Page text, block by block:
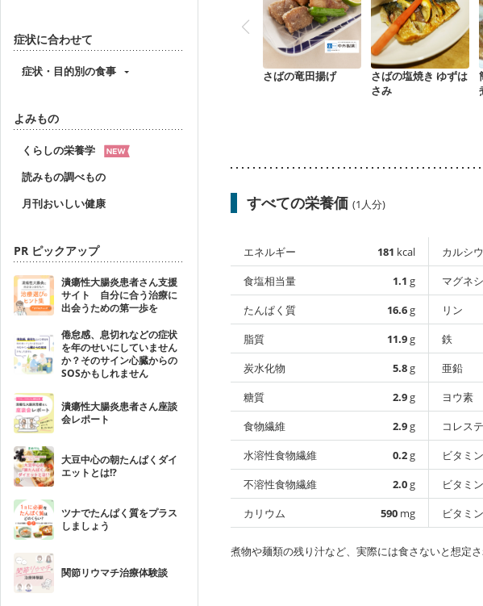
症状に合わせて
症状・目的別の食事
よみもの
くらしの栄養学
読みもの調べもの
月刊おいしい健康
PR ピックアップ
潰瘍性大腸炎患者さん支援
サイト 自分に合う治療に
出会うための第一歩を
倦怠感、息切れなどの症状
を年のせいにしていません
か？そのサイン心臓からの
SOSかもしれません
潰瘍性大腸炎患者さん座談
会レポート
大豆中心の朝たんぱくダイ
エットとは!?
ツナでたんぱく質をプラス
しましょう
関節リウマチ治療体験談
さばの竜田揚げ
さばの塩焼き ゆずは
さみ
すべての栄養価 (1人分)
エネルギー 181 kcal
食塩相当量
1.1 g
たんぱく質
16.6g
脂質
11.9g
炭水化物
5.8g
糖質
2.9g
食物繊維
2.9g
水溶性食物繊維
0.2g
不溶性食物繊維
2.0g
カリウム
590 mg
カルシ
マグネ
リン
鉄
亜鉛
ヨウ素
コレス
ビタミ
ビタミ
ビタミ
煮物や麺類の残り汁など、実際には食さないと想定